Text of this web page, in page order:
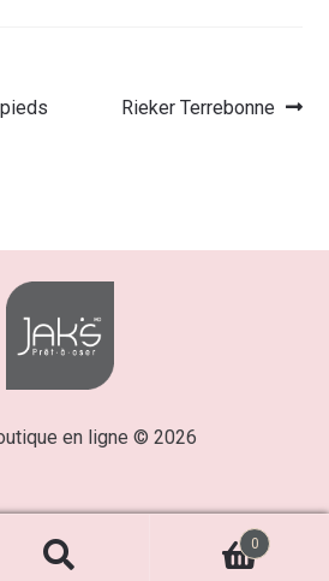
Article
Rieker Terrebonne
en ligne © 2026
0